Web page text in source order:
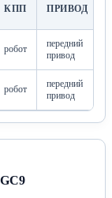
КПП ПРИВОД
робот
передний
привод
робот
передний
привод